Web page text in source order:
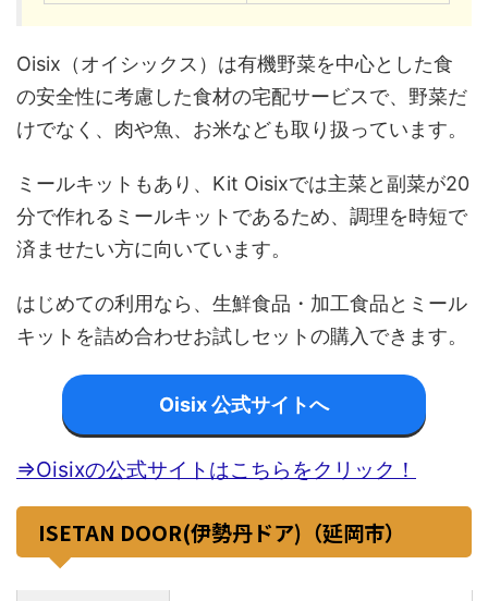
Oisix（オイシックス）は有機野菜を中心とした食
の安全性に考慮した食材の宅配サービスで、野菜だ
けでなく、肉や魚、お米なども取り扱っています。
ミールキットもあり、Kit Oisixでは主菜と副菜が20
分で作れるミールキットであるため、調理を時短で
済ませたい方に向いています。
はじめての利用なら、生鮮食品・加工食品とミール
キットを詰め合わせお試しセットの購入できます。
Oisix 公式サイトへ
⇒Oisixの公式サイトはこちらをクリック！
ISETAN DOOR(伊勢丹ドア)（延岡市）